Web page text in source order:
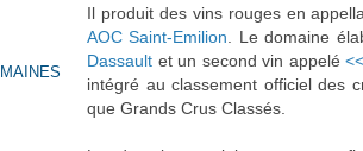
Il produit des vins rouges en
AOC Saint-Emilion . Le domaine
Dassault et un second vin appelé
intégré au classement officiel des
que Grands Crus Classés.